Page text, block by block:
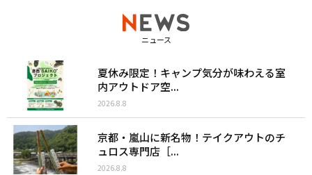
ニュース
夏休み限定！キャンプ気分が味わえる室
内アウトドア空...
2026.8.8
京都・嵐山に新名物！テイクアウトのチ
ュロス専門店［...
2026.8.8